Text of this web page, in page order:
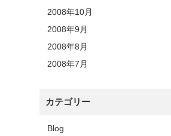
2008年10月
2008年9月
2008年8月
2008年7月
カテゴリー
Blog